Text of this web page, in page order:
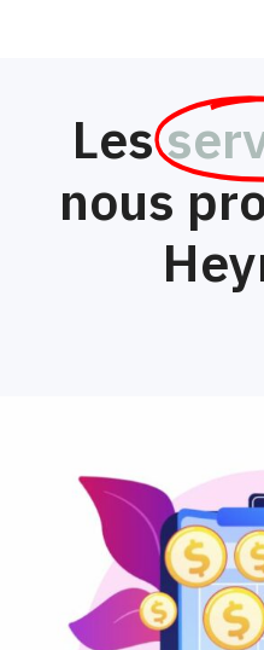
Les
nous